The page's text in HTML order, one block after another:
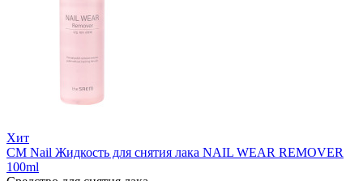
Хит
СМ Nail Жидкость для снятия лака NAIL WEAR REMOVER
100ml